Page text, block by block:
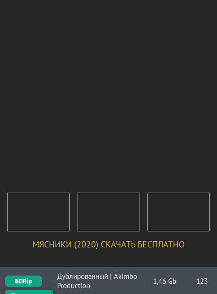
МЯСНИКИ (2020) СКАЧАТЬ БЕСПЛАТНО
BDRip
Дублированный | Akimbo
Production
1,46 Gb 123